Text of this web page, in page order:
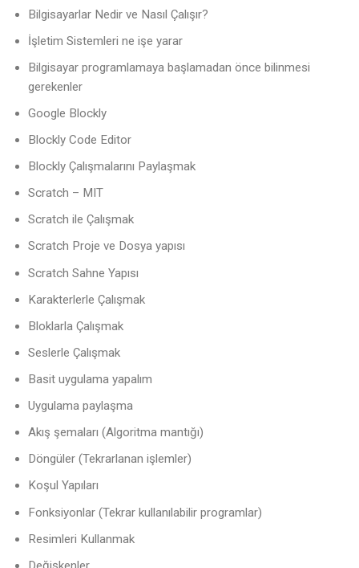
Bilgisayarlar Nedir ve Nasıl Çalışır?
İşletim Sistemleri ne işe yarar
Bilgisayar programlamaya başlamadan önce bilinmesi
gerekenler
Google Blockly
Blockly Code Editor
Blockly Çalışmalarını Paylaşmak
Scratch – MIT
Scratch ile Çalışmak
Scratch Proje ve Dosya yapısı
Scratch Sahne Yapısı
Karakterlerle Çalışmak
Bloklarla Çalışmak
Seslerle Çalışmak
Basit uygulama yapalım
Uygulama paylaşma
Akış şemaları (Algoritma mantığı)
Döngüler (Tekrarlanan işlemler)
Koşul Yapıları
Fonksiyonlar (Tekrar kullanılabilir programlar)
Resimleri Kullanmak